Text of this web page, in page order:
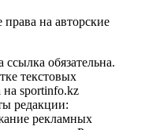
на авторские
обязательна.
текстовых
на sportinfo.kz
редакции:
рекламных